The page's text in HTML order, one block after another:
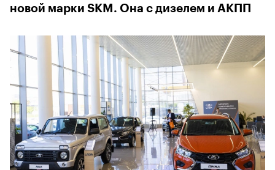
новой марки SKM. Она с дизелем и АКПП